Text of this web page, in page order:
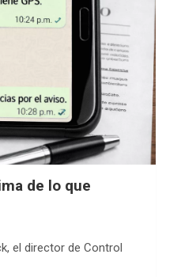
de lo que
el director de Control